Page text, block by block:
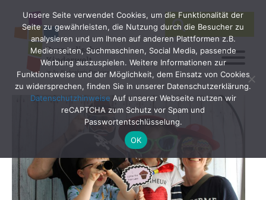
Search
for:
SEARCH
Unsere Seite verwendet Cookies, um die Funktionalität der
Seite zu gewährleisten, die Nutzung durch die Besucher zu
analysieren und um Ihnen auf anderen Plattformen z.B.
Medienseiten, Suchmaschinen, Social Media, passende
Werbung auszuspielen. Weitere Informationen zur
Funktionsweise und der Möglichkeit, dem Einsatz von Cookies
zu widersprechen, finden Sie in unserer Datenschutzerklärung.
Datenschutzhinweise Auf unserer Webseite nutzen wir
reCAPTCHA zum Schutz vor Spam und
Passwortentschlüsselung.
OK